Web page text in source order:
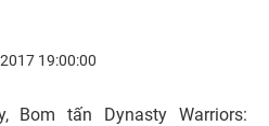
19:00:00
Bom tấn Dynasty Warriors: